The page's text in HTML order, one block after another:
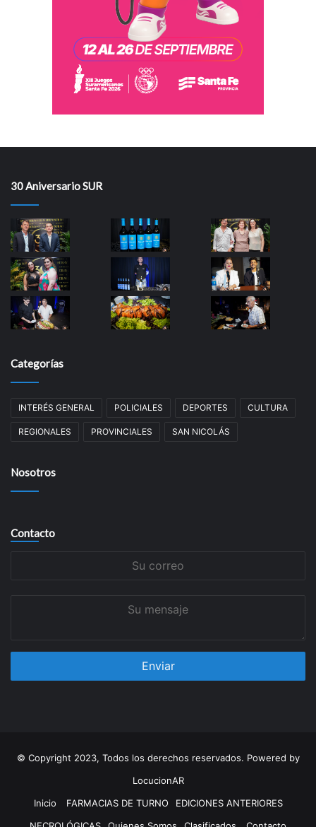
30 Aniversario SUR
Categorías
INTERÉS GENERAL POLICIALES DEPORTES CULTURA
REGIONALES PROVINCIALES SAN NICOLÁS
Nosotros
Contacto
© Copyright 2023, Todos los derechos reservados. Powered by
LocucionAR
Inicio
FARMACIAS DE TURNO
EDICIONES ANTERIORES